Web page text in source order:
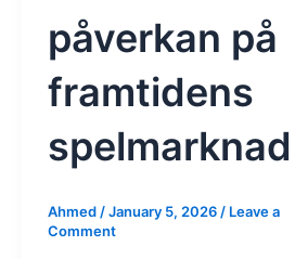
påverkan på
framtidens
spelmarknad
Ahmed /January 5, 2026 / Leave a
Comment